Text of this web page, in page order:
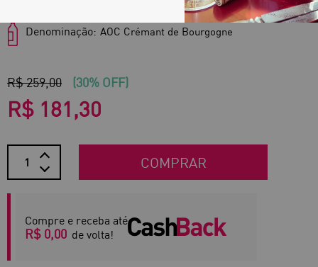
Denominação: AOC Crémant de Bourgogne
R$ 259,00 (30% OFF)
R$ 181,30
COMPRAR
Compre e receba até
R$ 0,00 de volta!